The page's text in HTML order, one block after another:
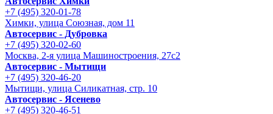
+7 (495) 320-01-78
Химки, улица Союзная, дом 11
Автосервис - Дубровка
+7 (495) 320-02-60
Москва, 2-я улица Машиностроения, 27с2
Автосервис - Мытищи
+7 (495) 320-46-20
Мытищи, улица Силикатная, стр. 10
Автосервис - Ясенево
+7 (495) 320-46-51